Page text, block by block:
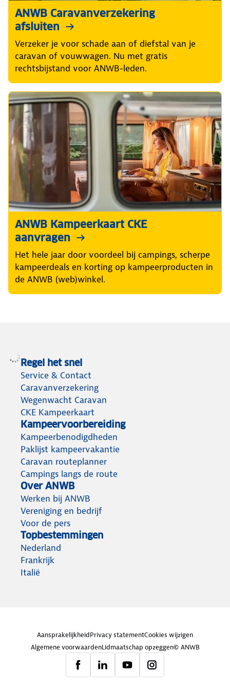
ANWB Caravanverzekering
afsluiten
Verzeker je voor schade aan of diefstal van je
caravan of vouwwagen. Nu met gratis
rechtsbijstand voor ANWB-leden.
ANWB Kampeerkaart CKE
aanvragen
Het hele jaar door voordeel bij campings, scherpe
kampeerdeals en korting op kampeerproducten in
de ANWB (web)winkel.
Regel het snel
Service & Contact
Caravanverzekering
Wegenwacht Caravan
CKE Kampeerkaart
Kampeervoorbereiding
Kampeerbenodigdheden
Paklijst kampeervakantie
Caravan routeplanner
Campings langs de route
Over ANWB
Werken bij ANWB
Vereniging en bedrijf
Voor de pers
Topbestemmingen
Nederland
Frankrijk
Italië
AansprakelijkheidPrivacy statementCookies wijzigen
Algemene voorwaardenLidmaatschap opzeggen© ANWB